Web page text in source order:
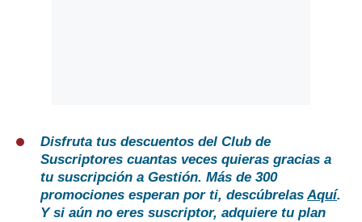
Disfruta tus descuentos del Club de
Suscriptores cuantas veces quieras gracias a
tu suscripción a Gestión. Más de 300
promociones esperan por ti, descúbrelasAquí.
Y si aún no eres suscriptor, adquiere tu plan